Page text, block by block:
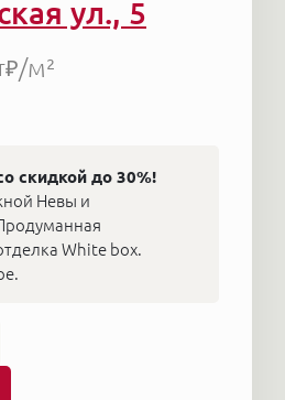
ул., 5
/м²
скидкой до 30%!
Невы и
White box.